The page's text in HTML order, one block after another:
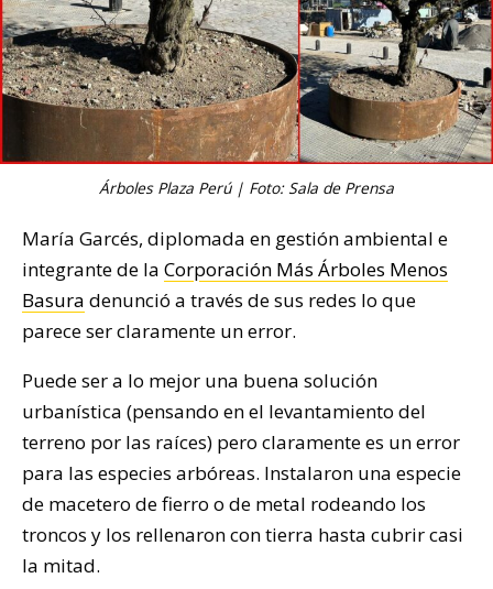
Árboles Plaza Perú | Foto: Sala de Prensa
María Garcés, diplomada en gestión ambiental e
integrante de la Corporación Más Árboles Menos
Basura denunció a través de sus redes lo que
parece ser claramente un error.
Puede ser a lo mejor una buena solución
urbanística (pensando en el levantamiento del
terreno por las raíces) pero claramente es un error
para las especies arbóreas. Instalaron una especie
de macetero de fierro o de metal rodeando los
troncos y los rellenaron con tierra hasta cubrir casi
la mitad.